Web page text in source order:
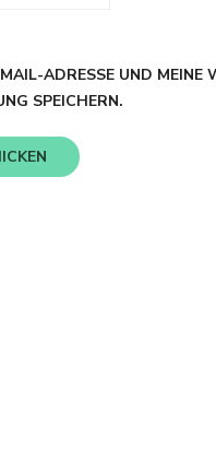
ADRESSE UND
SPEICHERN.